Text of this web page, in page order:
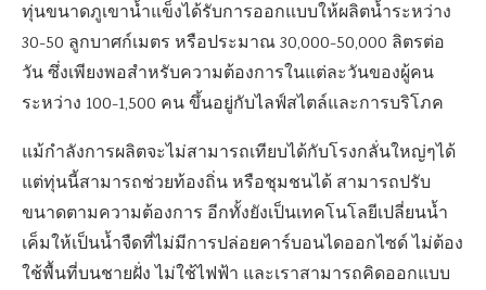
ทุ่นขนาดภูเขาน้ำแข็งได้รับการออกแบบให้ผลิตน้ำระหว่าง
30-50 ลูกบาศก์เมตร หรือประมาณ 30,000-50,000 ลิตรต่อ
วัน ซึ่งเพียงพอสำหรับความต้องการในแต่ละวันของผู้คน
ระหว่าง 100-1,500 คน ขึ้นอยู่กับไลฟ์สไตล์และการบริโภค
แม้กำลังการผลิตจะไม่สามารถเทียบได้กับโรงกลั่นใหญ่ๆได้
แต่ทุ่นนี้สามารถช่วยท้องถิ่น หรือชุมชนได้ สามารถปรับ
ขนาดตามความต้องการ อีกทั้งยังเป็นเทคโนโลยีเปลี่ยนน้ำ
เค็มให้เป็นน้ำจืดที่ไม่มีการปล่อยคาร์บอนไดออกไซด์ ไม่ต้อง
ใช้พื้นที่บนชายฝั่ง ไม่ใช้ไฟฟ้า และเราสามารถคิดออกแบบ